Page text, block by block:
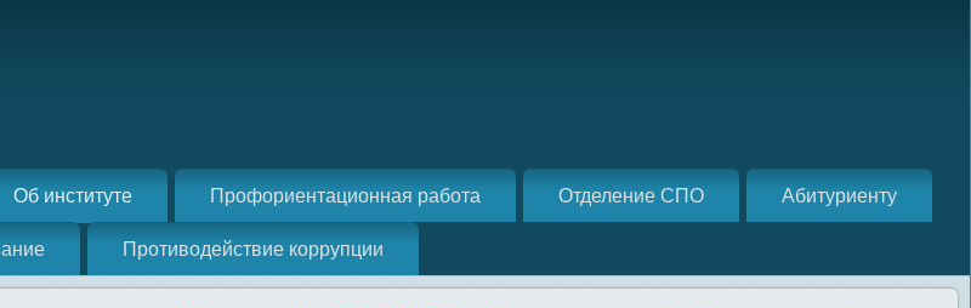
Об институте Профориентационная работа Отделение СПО Абитуриенту
Противодействие коррупции